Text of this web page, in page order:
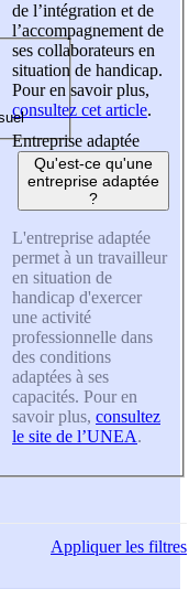
de l’intégration et de
l’accompagnement de
ses collaborateurs en
situation de handicap.
Pour en savoir plus,
consultez cet article.
Entreprise adaptée
Qu'est-ce qu'une
entreprise adaptée
?
L'entreprise adaptée
permet à un travailleur
en situation de
handicap d'exercer
une activité
professionnelle dans
des conditions
adaptées à ses
capacités. Pour en
savoir plus, consultez
le site de l’UNEA.
Appliquerles filtres